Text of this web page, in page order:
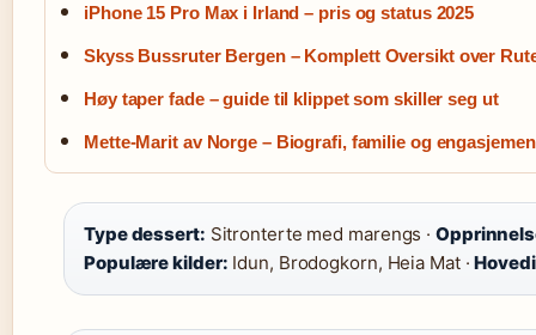
iPhone 15 Pro Max i Irland – pris og status 2025
Skyss Bussruter Bergen – Komplett Oversikt over
Høy taper fade – guide til klippet som skiller seg ut
Mette-Marit av Norge – Biografi, familie og
Type dessert: Sitronterte med marengs ·
Populære kilder: Idun, Brodogkorn, Heia Mat ·